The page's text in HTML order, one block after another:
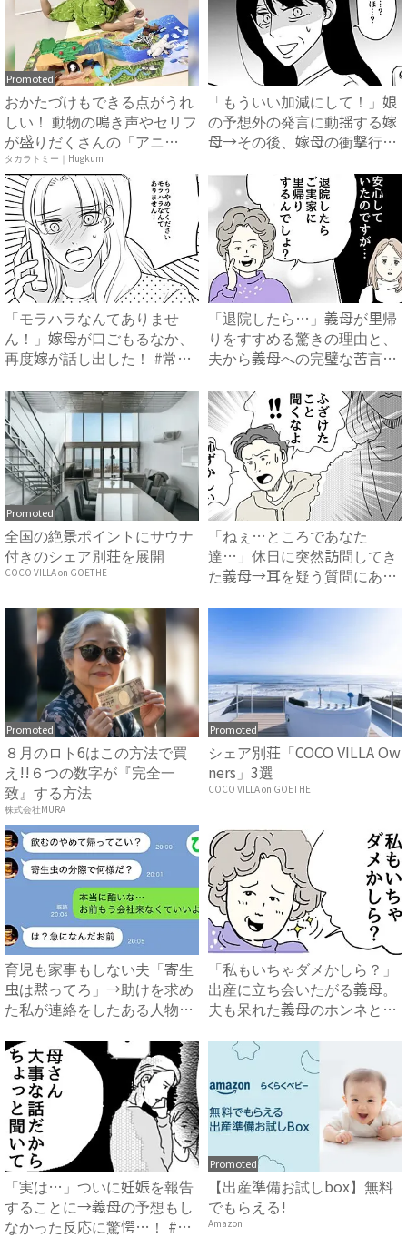
Promoted
おかたづけもできる点がうれ
しい！ 動物の鳴き声やセリフ
が盛りだくさんの「アニ
ア ...
タカラトミー｜Hugkum
「もういい加減にして！」娘
の予想外の発言に動揺する嫁
母→その後、嫁母の衝撃行動
「モラハラなんてありませ
ん！」嫁母が口ごもるなか、
再度嫁が話し出した！ #常識
「退院したら…」義母が里帰
りをすすめる驚きの理由と、
夫から義母への完璧な苦言
Promoted
全国の絶景ポイントにサウナ
付きのシェア別荘を展開
COCO VILLA on GOETHE
「ねぇ…ところであなた
達…」休日に突然訪問してき
た義母→耳を疑う質問にあ
Promoted
８月のロト6はこの方法で買
え!!６つの数字が『完全一
致』する方法
株式会社MURA
Promoted
シェア別荘「COCO VILLA Ow
ners」3選
COCO VILLA on GOETHE
育児も家事もしない夫「寄生
虫は黙ってろ」→助けを求め
た私が連絡をしたある人物と
「私もいちゃダメかしら？」
出産に立ち会いたがる義母。
夫も呆れた義母のホンネと
「実は…」ついに妊娠を報告
することに→義母の予想もし
なかった反応に驚愕…！ #
Promoted
【出産準備お試しbox】無料
でもらえる!
Amazon